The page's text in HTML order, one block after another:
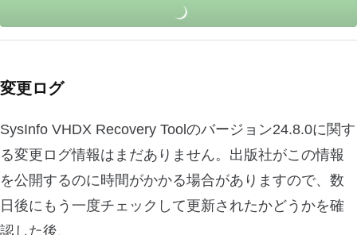
変更ログ
SysInfo VHDX Recovery Toolのバージョン24.8.0に関す
る変更ログ情報はまだありません。出版社がこの情報
を公開するのに時間がかかる場合がありますので、数
日後にもう一度チェックして更新されたかどうかを確
認した後、